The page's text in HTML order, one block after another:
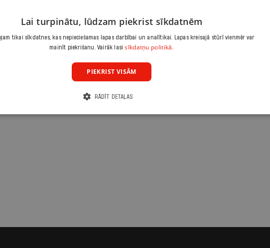
62, bet kopējais
mikromobilitātes
Lai turpinātu, lūdzam piekrist sīkdatnēm
tikai sīkdatnes, kas nepieciešamas lapas darbībai un analītikai. Lapas kreisajā stūrī vienmēr var
mainīt piekrišanu. Vairāk lasisīkdatņu politikā.
PIEKRIST VISĀM
RĀDĪT DETAĻAS